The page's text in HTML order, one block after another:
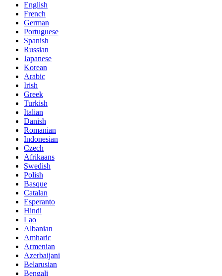
English
French
German
Portuguese
Spanish
Russian
Japanese
Korean
Arabic
Irish
Greek
Turkish
Italian
Danish
Romanian
Indonesian
Czech
Afrikaans
Swedish
Polish
Basque
Catalan
Esperanto
Hindi
Lao
Albanian
Amharic
Armenian
Azerbaijani
Belarusian
Bengali